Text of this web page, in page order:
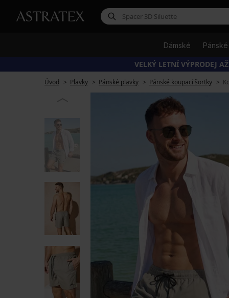
Dámské Pánské
VELKÝ LETNÍ VÝPRODEJ
Úvod Plavky Pánské plavky Pánské koupací šortky